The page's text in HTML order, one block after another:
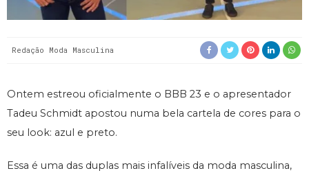
Redação Moda Masculina
Ontem estreou oficialmente o BBB 23 e o apresentador
Tadeu Schmidt apostou numa bela cartela de cores para o
seu look: azul e preto.
Essa é uma das duplas mais infalíveis da moda masculina,